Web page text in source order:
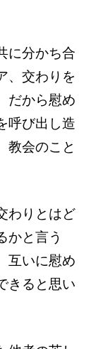
に分かち合
、交わりを
だから慰め
呼び出し造
教会のこと
わりとはど
かと言う
互いに慰め
きると思い